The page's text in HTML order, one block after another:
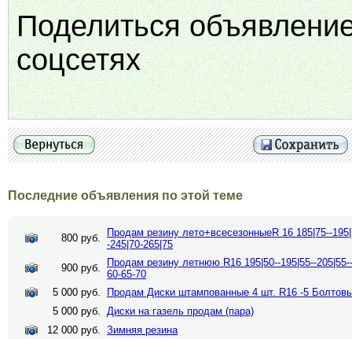
Поделиться
соцсетях
Последние объявления по этой теме
800 руб.
Продам резину лето+всесезонныеR 16 185|75--
-245|70-265|75
900 руб.
Продам резину летнюю R16 195|50--195|55--
60-65-70
5 000 руб.
Продам Диски штампованные 4 шт. R16 -5
5 000 руб. Диски на газель продам (пара)
12 000 руб. Зимняя резина